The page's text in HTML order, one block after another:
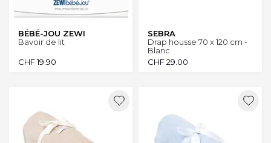
BÉBÉ-JOU ZEWI
Bavoir de lit
CHF19.90
SEBRA
Drap housse 70 x 120 cm -
Blanc
CHF29.00